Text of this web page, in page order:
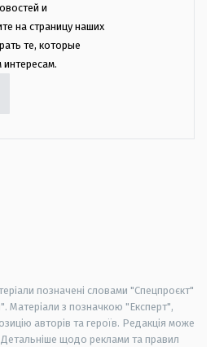
и
на страницу наших
те, которые
позначені словами "Спецпроєкт"
Матеріали з позначкою "Експерт",
авторів та героїв. Редакція може
Детальніше щодо реклами та правил